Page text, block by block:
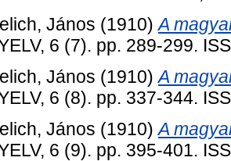
János (1910)A
6 (7). pp. 289-299.
János (1910)A
6 (8). pp. 337-344.
János (1910)A
6 (9). pp. 395-401.